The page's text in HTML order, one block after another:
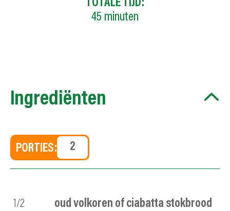
TOTALE TIJD:
45 minuten
Ingrediënten
PORTIES:
1/2
oud volkoren of ciabatta stokbrood